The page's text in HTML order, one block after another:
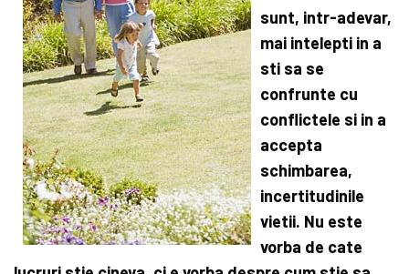
sunt, intr-adevar,
mai intelepti in a
sti sa se
confrunte cu
conflictele si in a
accepta
schimbarea,
incertitudinile
vietii. Nu este
vorba de cate